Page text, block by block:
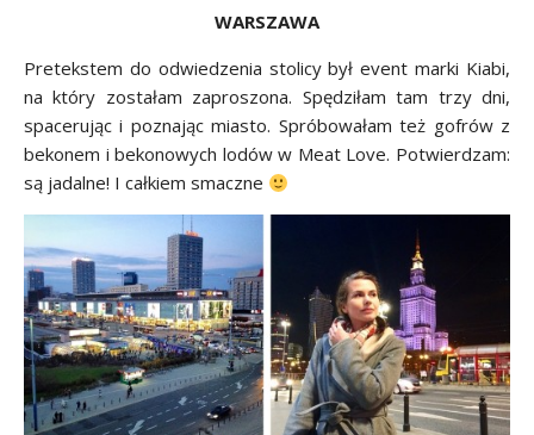
WARSZAWA
Pretekstem do odwiedzenia stolicy był event marki Kiabi,
na który zostałam zaproszona. Spędziłam tam trzy dni,
spacerując i poznając miasto. Spróbowałam też gofrów z
bekonem i bekonowych lodów w Meat Love. Potwierdzam:
są jadalne! I całkiem smaczne